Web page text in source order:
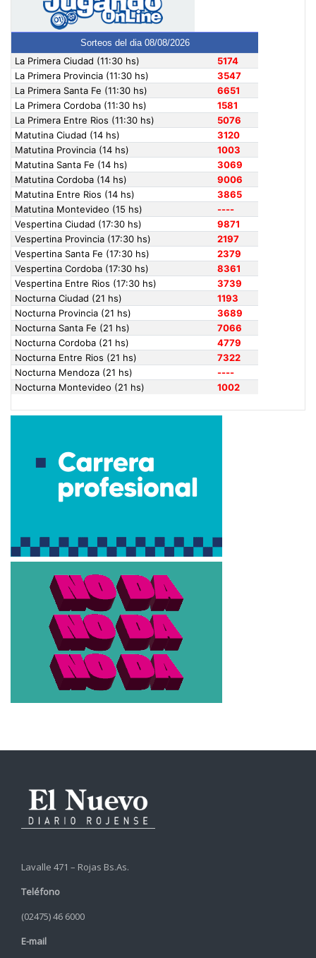
Lavalle 471 – Rojas Bs.As.
Teléfono
(02475) 46 6000
E-mail